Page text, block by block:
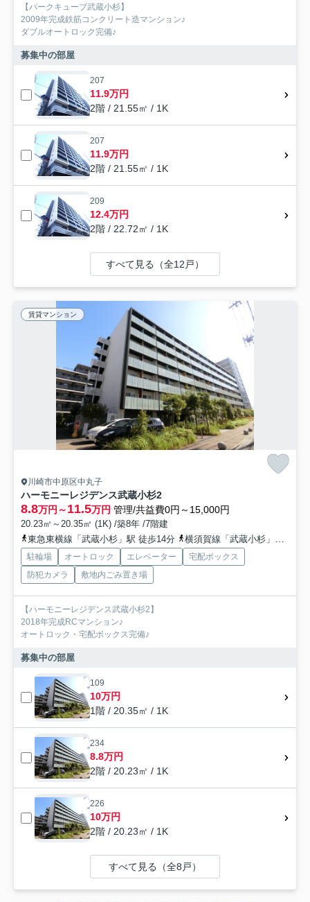
【パークキューブ武蔵小杉】
2009年完成鉄筋コンクリート造マンション♪
ダブルオートロック完備♪
募集中の部屋
207
11.9万円
2階 / 21.55㎡ / 1K
207
11.9万円
2階 / 21.55㎡ / 1K
209
12.4万円
2階 / 22.72㎡ / 1K
すべて見る（全12戸）
賃貸マンション
川崎市中原区中丸子
ハーモニーレジデンス武蔵小杉2
8.8万円～11.5万円 管理/共益費0円～15,000円
20.23㎡～20.35㎡ (1K) /築8年 /7階建
東急東横線「武蔵小杉」駅 徒歩14分
横須賀線「武蔵小杉」駅 徒歩9分
駐輪場 オートロック エレベーター
宅配ボックス
防犯カメラ
敷地内ごみ置き場
【ハーモニーレジデンス武蔵小杉2】
2018年完成RCマンション♪
オートロック・宅配ボックス完備♪
募集中の部屋
109
10万円
1階 / 20.35㎡ / 1K
234
8.8万円
2階 / 20.23㎡ / 1K
226
10万円
2階 / 20.23㎡ / 1K
すべて見る（全8戸）